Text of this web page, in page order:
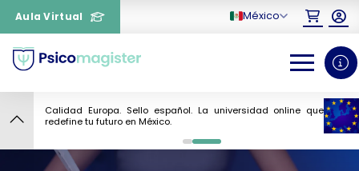
Aula Virtual México
Calidad Europa. Sello español. La universidad online que
redefine tu futuro en México.
0 1
7